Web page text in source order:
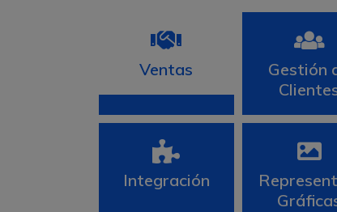
Ventas
Gestión
Integración